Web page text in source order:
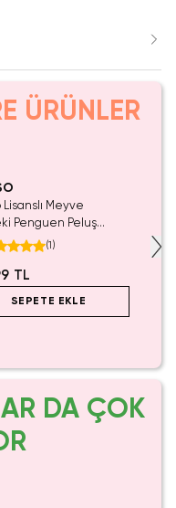
ÜRÜNLER
Lisanslı Meyve
Penguen Peluş
Ananas 13 Cm –
(1 )
TL
SEPETE EKLE
DA ÇOK